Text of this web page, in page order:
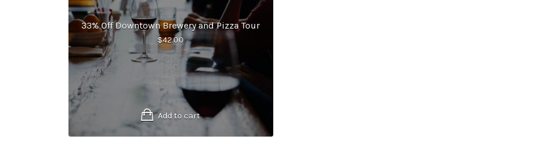
33% Off Downtown Brewery and Pizza Tour
$42.00
Add to cart